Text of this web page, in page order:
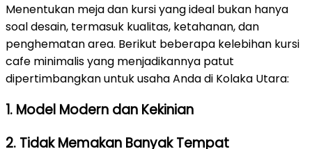
Menentukan meja dan kursi yang ideal bukan hanya
soal desain, termasuk kualitas, ketahanan, dan
penghematan area. Berikut beberapa kelebihan kursi
cafe minimalis yang menjadikannya patut
dipertimbangkan untuk usaha Anda di Kolaka Utara:
1. Model Modern dan Kekinian
2. Tidak Memakan Banyak Tempat